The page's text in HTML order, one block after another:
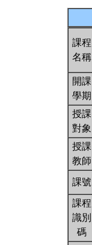
課程
名稱
開課
學期
授課
對象
授課
教師
課號
課程
識別
碼